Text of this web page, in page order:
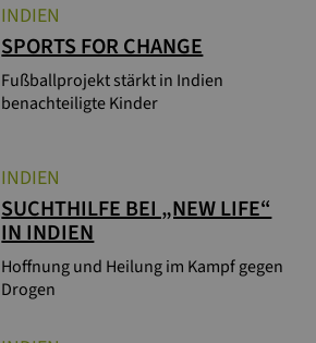
INDIEN
SPORTS FOR CHANGE
Fußballprojekt stärkt in Indien
benachteiligte Kinder
INDIEN
SUCHTHILFE BEI „NEW LIFE“
IN INDIEN
Hoffnung und Heilung im Kampf gegen
Drogen